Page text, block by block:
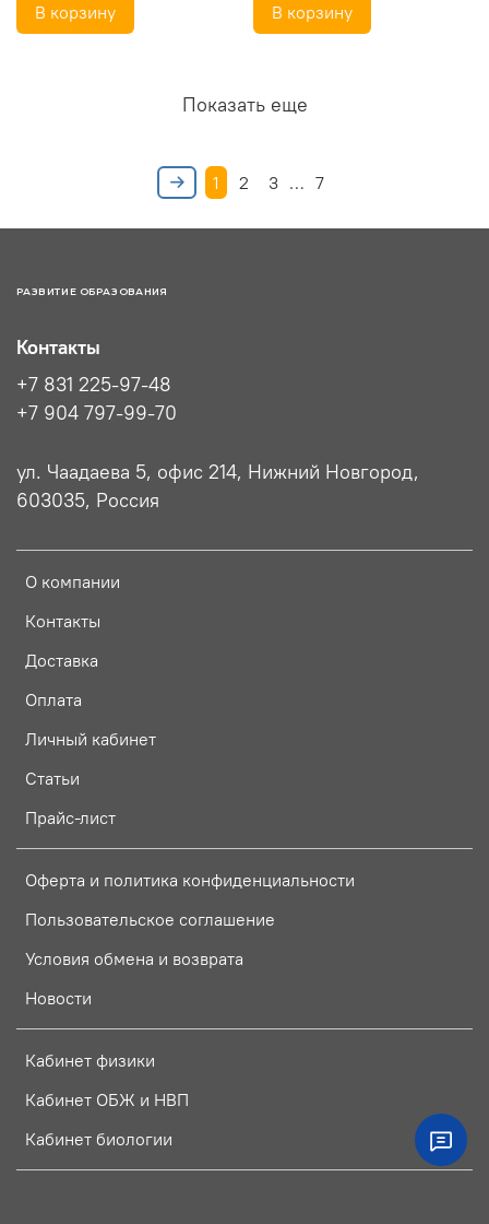
В корзину В корзину
Показать еще
1 2 3 … 7
РАЗВИТИЕ ОБРАЗОВАНИЯ
О компании
Контакты
Доставка
Оплата
Личный кабинет
Статьи
Прайс-лист
Оферта и политика конфиденциальности
Пользовательское соглашение
Условия обмена и возврата
Новости
Кабинет физики
Кабинет ОБЖ и НВП
Кабинет биологии
Контакты
+7 831 225-97-48
+7 904 797-99-70
ул. Чаадаева 5, офис 214, Нижний Новгород,
603035, Россия